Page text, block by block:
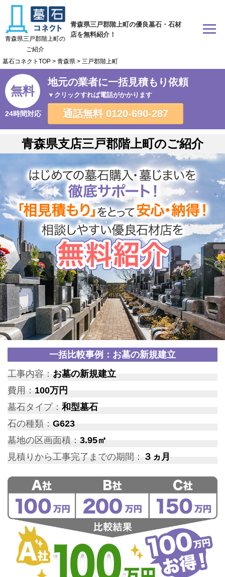
青森県三戸郡階上町の優良墓石・石材
店を無料紹介！
青森県三戸郡階上町の
ご紹介
墓石コネクトTOP > 青森県 > 三戸郡階上町
無料
24時間対応
地元の業者に一括見積もり依頼
▼クリックすれば電話がかかります
通話無料 0120-690-287
青森県支店三戸郡階上町のご紹介
一括比較事例：お墓の新規建立
工事内容： お墓の新規建立
費用： 100万円
墓石タイプ：和型墓石
石の種類： G623
墓地の区画面積： 3.95㎡
見積りから工事完了までの期間： ３ヵ月